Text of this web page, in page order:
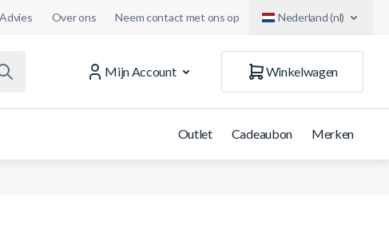
Over ons Neem contact met ons op Nederland (nl)
Mijn Account
Winkelwagen
Outlet Cadeaubon Merken